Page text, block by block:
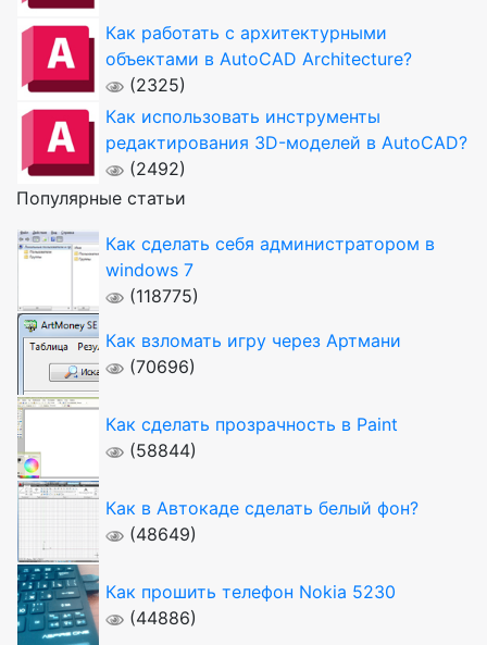
Как работать с архитектурными
объектами в AutoCAD Architecture?
(2325)
Как использовать инструменты
редактирования 3D-моделей в AutoCAD?
(2492)
Популярные статьи
Как сделать себя администратором в
windows 7
(118775)
Как взломать игру через Артмани
(70696)
Как сделать прозрачность в Paint
(58844)
Как в Автокаде сделать белый фон?
(48649)
Как прошить телефон Nokia 5230
(44886)